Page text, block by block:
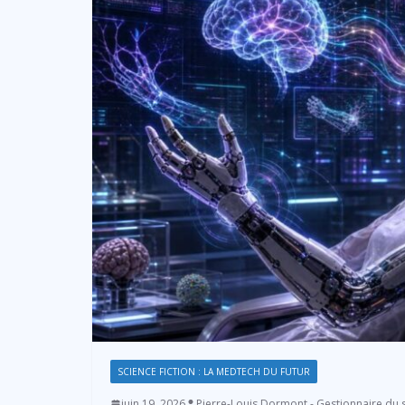
SCIENCE FICTION : LA MEDTECH DU FUTUR